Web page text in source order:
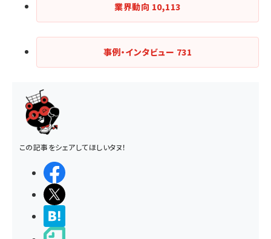
業界動向 10,113
事例・インタビュー 731
この記事をシェアしてほしいタヌ！